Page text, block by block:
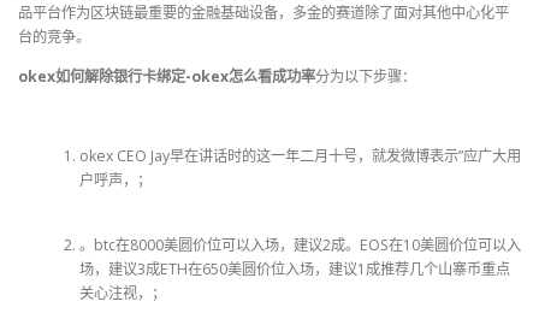
品平台作为区块链最重要的金融基础设备，多金的赛道除了面对其他中心化平
台的竞争。
okex如何解除银行卡绑定-okex怎么看成功率分为以下步骤：
okex CEO Jay早在讲话时的这一年二月十号，就发微博表示”应广大用
户呼声，；
。btc在8000美圆价位可以入场，建议2成。EOS在10美圆价位可以入
场，建议3成ETH在650美圆价位入场，建议1成推荐几个山寨币重点
关心注视，；